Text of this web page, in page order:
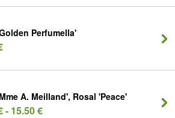
Perfumella'
A. Meilland', Rosal 'Peace'
- 15.50 €